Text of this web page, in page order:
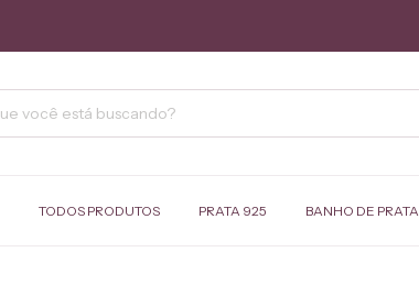
TODOS PRODUTOS PRATA 925 BANHO DE PRATA